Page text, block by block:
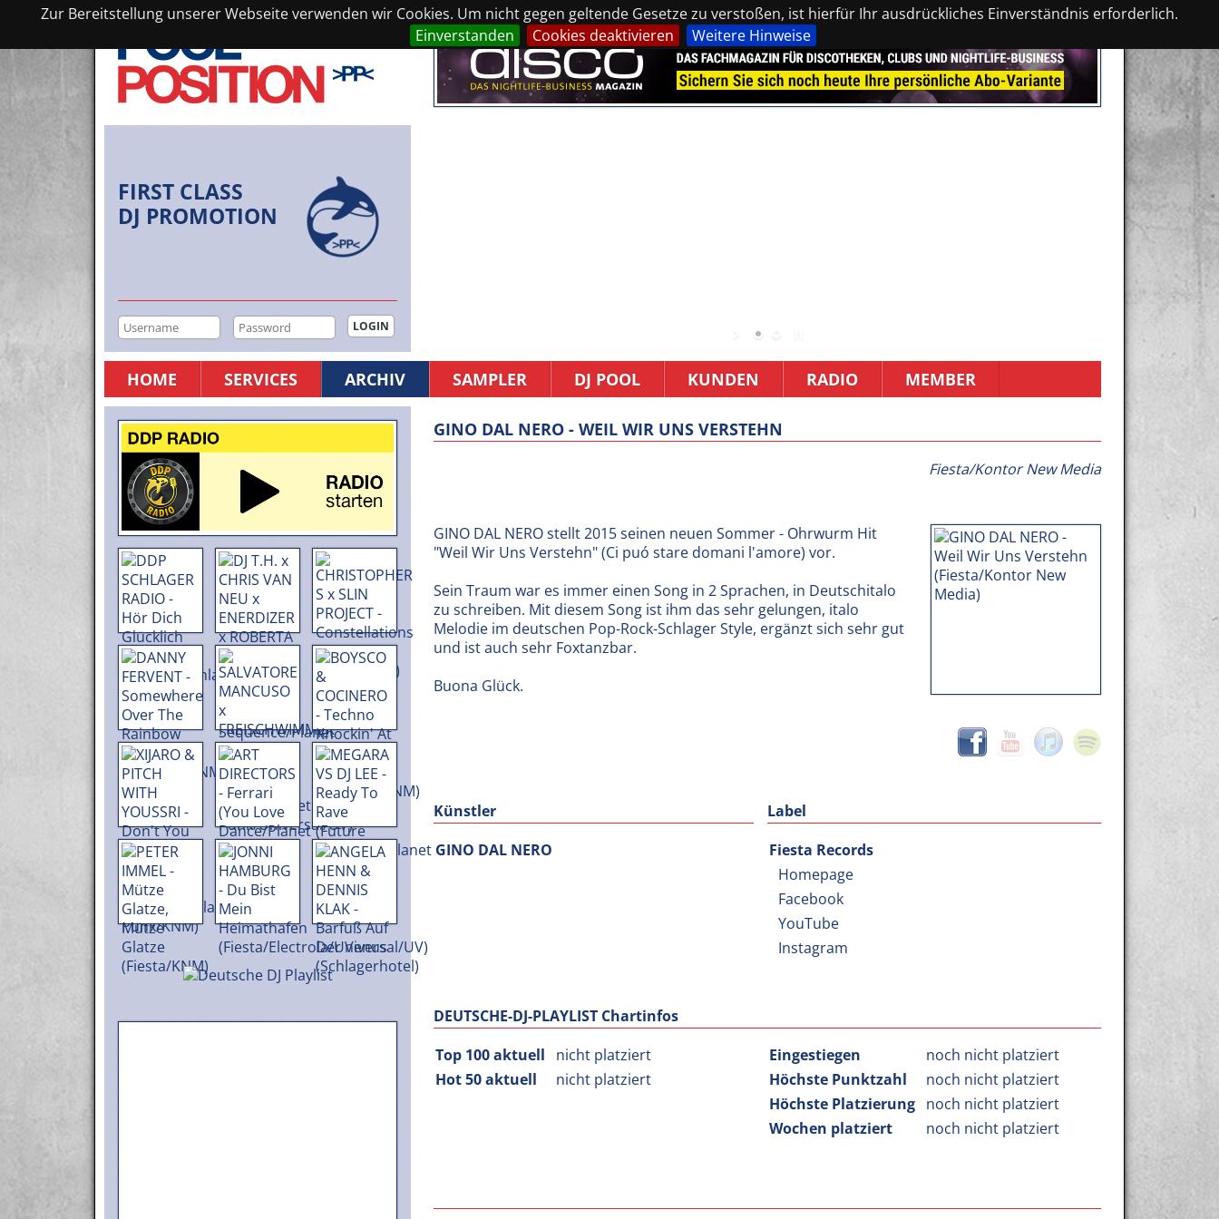
Zur Bereitstellung unserer Webseite verwenden wir Cookies. Um nicht gegen geltende Gesetze zu verstoßen, ist hierfür Ihr ausdrückliches Einverständnis erforderlich.
Einverstanden
Cookies deaktivieren Weitere Hinweise
FIRST CLASS
DJ PROMOTION
HOME SERVICES ARCHIV SAMPLER DJ POOL KUNDEN RADIO MEMBER
GINO DAL NERO - WEIL WIR UNS VERSTEHN
Fiesta/Kontor New Media
GINO DAL NERO stellt 2015 seinen neuen Sommer - Ohrwurm Hit
"Weil Wir Uns Verstehn" (Ci puó stare domani l'amore) vor.
Sein Traum war es immer einen Song in 2 Sprachen, in Deutschitalo
zu schreiben. Mit diesem Song ist ihm das sehr gelungen, italo
Melodie im deutschen Pop-Rock-Schlager Style, ergänzt sich sehr gut
und ist auch sehr Foxtanzbar.
Buona Glück.
Künstler
GINO DAL NERO
Label
Fiesta Records
Homepage
Facebook
YouTube
Instagram
DEUTSCHE-DJ-PLAYLIST Chartinfos
Top 100 aktuell
nicht platziert
Hot 50 aktuell
nicht platziert
Eingestiegen
noch nicht platziert
Höchste Punktzahl
noch nicht platziert
Höchste Platzierung noch nicht platziert
Wochen platziert
noch nicht platziert